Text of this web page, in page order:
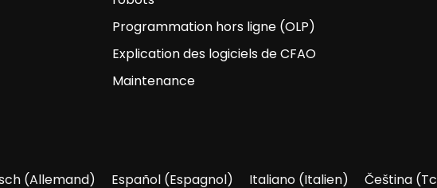
Programmation hors ligne (OLP)
Explication des logiciels de CFAO
Maintenance
(Allemand) Español(Espagnol) Italiano(Italien) Čeština(